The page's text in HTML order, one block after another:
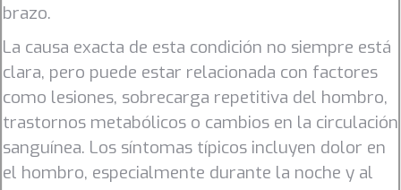
brazo.
La causa exacta de esta condición no siempre está
clara, pero puede estar relacionada con factores
como lesiones, sobrecarga repetitiva del hombro,
trastornos metabólicos o cambios en la circulación
sanguínea. Los síntomas típicos incluyen dolor en
el hombro, especialmente durante la noche y al